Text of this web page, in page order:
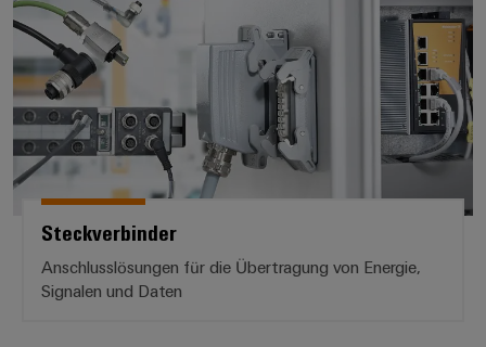
Weidmüller
Configurator
Engineering
auf einem
neuen Niveau
Steckverbinder
Anschlusslösungen für die Übertragung von Energie,
Signalen und Daten